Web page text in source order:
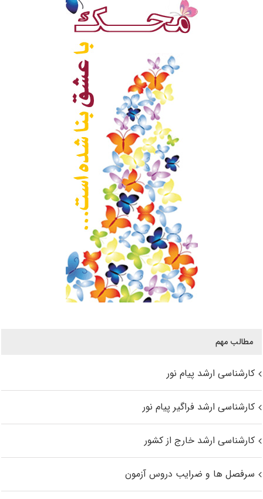
مطالب مهم
کارشناسی ارشد پیام نور
کارشناسی ارشد فراگیر پیام نور
کارشناسی ارشد خارج از کشور
سرفصل ها و ضرایب دروس آزمون